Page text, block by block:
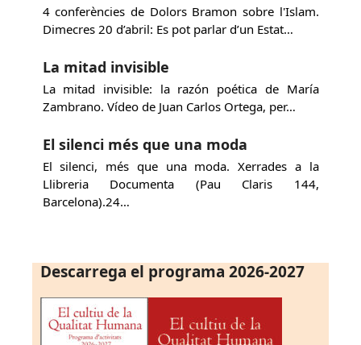
4 conferències de Dolors Bramon sobre l'Islam.
Dimecres 20 d’abril: Es pot parlar d’un Estat…
La mitad invisible
La mitad invisible: la razón poética de María
Zambrano. Vídeo de Juan Carlos Ortega, per…
El silenci més que una moda
El silenci, més que una moda. Xerrades a la
Llibreria Documenta (Pau Claris 144,
Barcelona).24…
Descarrega el programa 2026-2027